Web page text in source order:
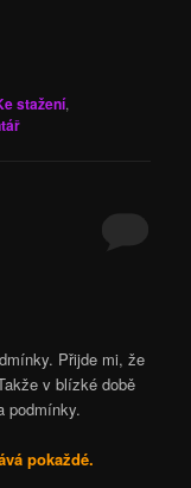
stažení,
Přijde mi, že
v blízké době
podmínky.
pokaždé.